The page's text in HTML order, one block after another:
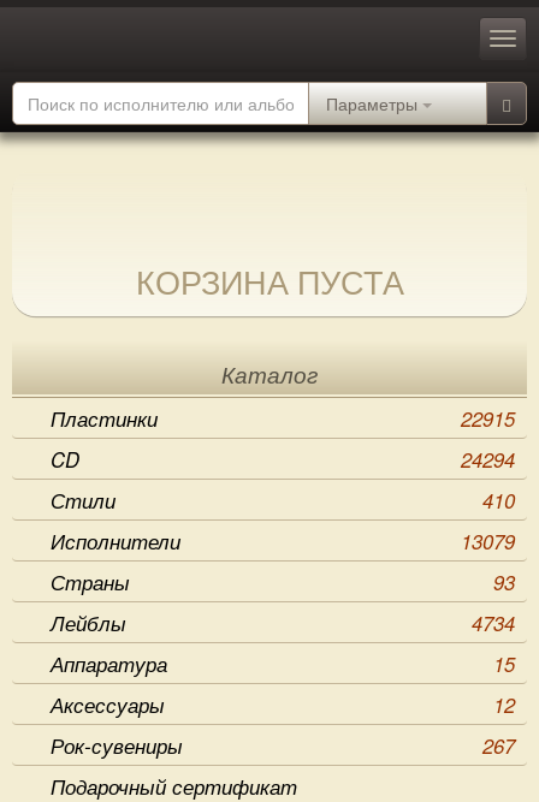
Параметры
КОРЗИНА ПУСТА
Каталог
Пластинки
22915
CD
24294
Стили
410
Исполнители
13079
Страны
93
Лейблы
4734
Аппаратура
15
Аксессуары
12
Рок-сувениры
267
Подарочный сертификат